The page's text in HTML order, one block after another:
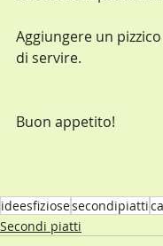
Aggiungere un
di servire.
Buon appetito!
ideesfiziosesecondipiatti
Secondi piatti